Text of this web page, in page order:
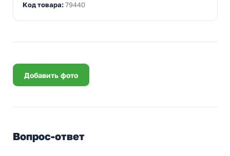
Код товара:79440
Добавить фото
Вопрос-ответ